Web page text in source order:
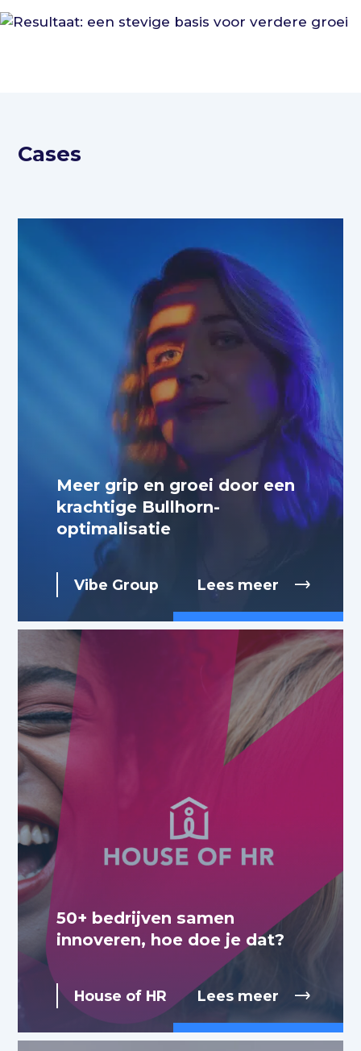
Cases
Meer grip en groei door een
krachtige Bullhorn-
optimalisatie
Vibe Group Lees meer
50+ bedrijven samen
innoveren, hoe doe je dat?
House of HR Lees meer